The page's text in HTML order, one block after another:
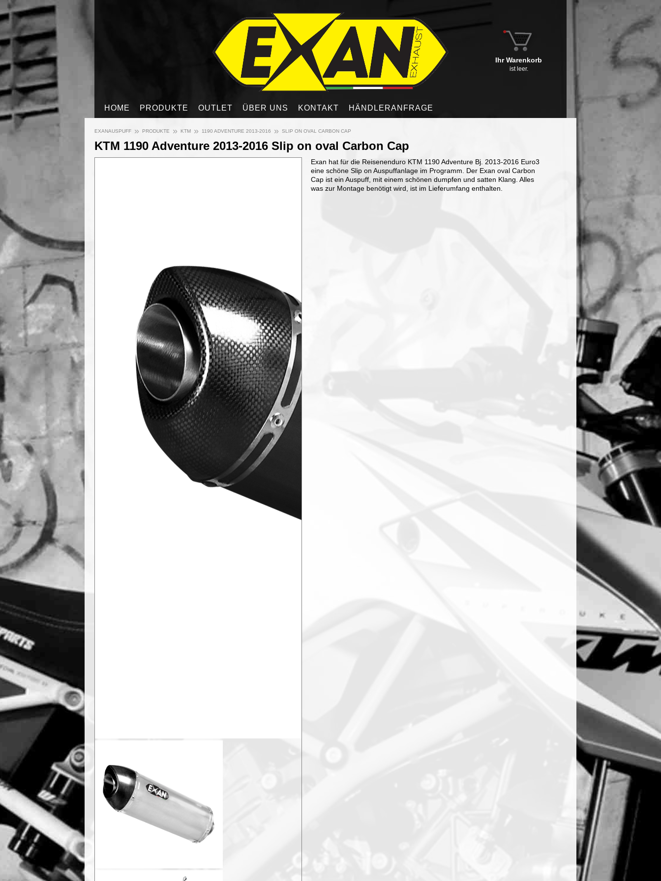
HOME PRODUKTE OUTLET ÜBER UNS KONTAKT HÄNDLERANFRAGE
Ihr Warenkorb
ist leer.
EXANAUSPUFF » PRODUKTE » KTM » 1190 ADVENTURE 2013-2016 » SLIP ON OVAL CARBON CAP
KTM 1190 Adventure 2013-2016 Slip on oval Carbon Cap
Exan hat für die Reisenenduro KTM 1190 Adventure Bj. 2013-2016 Euro3
eine schöne Slip on Auspuffanlage im Programm. Der Exan oval Carbon
Cap ist ein Auspuff, mit einem schönen dumpfen und satten Klang. Alles
was zur Montage benötigt wird, ist im Lieferumfang enthalten.